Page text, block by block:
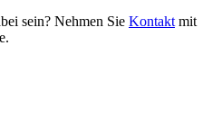
sein? Nehmen Sie Kontakt mit